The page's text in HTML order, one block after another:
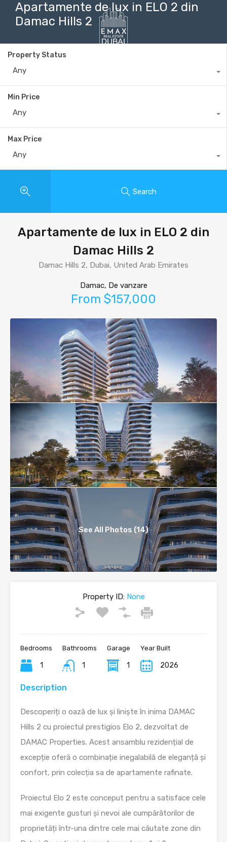
Apartamente de lux in ELO 2 din
Damac Hills 2
Property Status
Any
Min Price
Any
Max Price
Any
Search
Apartamente de lux in ELO 2 din
Damac Hills 2
Damac Hills 2, Dubai, United Arab Emirates
Damac, De vanzare
From $157,000
See All Photos (14)
Property ID:None
Bedrooms
1
Bathrooms
1
Garage
1
Year Built
2026
Description
Descoperiți o oază de lux și liniște în inima DAMAC
Hills 2 cu proiectul prestigios Elo 2, dezvoltat de
DAMAC Properties. Acest ansamblu rezidențial de
excepție oferă o combinație inegalabilă de eleganță și
confort, prin colecția sa de apartamente rafinate.
Proiectul Elo 2 este conceput pentru a satisface cele
mai exigente gusturi și nevoi ale cumpărătorilor de
proprietăți într-una dintre cele mai căutate zone din